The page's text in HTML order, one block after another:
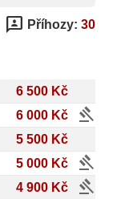
3p Příhozy: 30
6 500 Kč
6 000 Kč gavel
5 500 Kč
5 000 Kč gavel
4 900 Kč gavel